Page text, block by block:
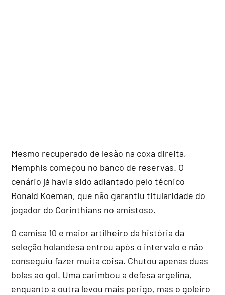
Mesmo recuperado de lesão na coxa direita,
Memphis começou no banco de reservas. O
cenário já havia sido adiantado pelo técnico
Ronald Koeman, que não garantiu titularidade do
jogador do Corinthians no amistoso.
O camisa 10 e maior artilheiro da história da
seleção holandesa entrou após o intervalo e não
conseguiu fazer muita coisa. Chutou apenas duas
bolas ao gol. Uma carimbou a defesa argelina,
enquanto a outra levou mais perigo, mas o goleiro